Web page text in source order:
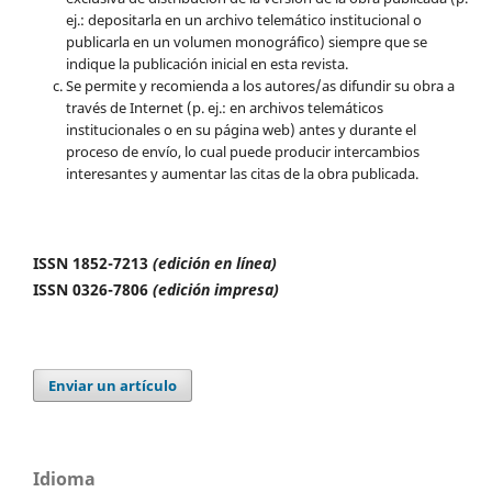
ej.: depositarla en un archivo telemático institucional o
publicarla en un volumen monográfico) siempre que se
indique la publicación inicial en esta revista.
Se permite y recomienda a los autores/as difundir su obra a
través de Internet (p. ej.: en archivos telemáticos
institucionales o en su página web) antes y durante el
proceso de envío, lo cual puede producir intercambios
interesantes y aumentar las citas de la obra publicada.
ISSN 1852-7213 (edición en línea)
ISSN 0326-7806 (edición impresa)
Enviar un artículo
Idioma